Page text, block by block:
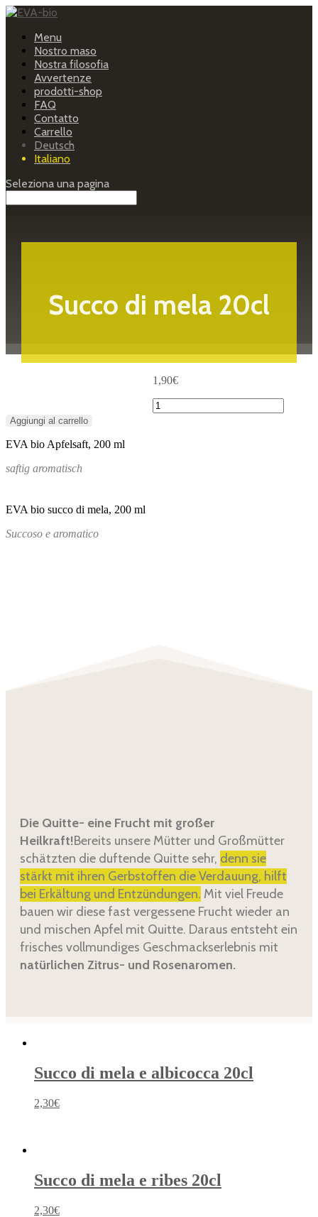
Menu
Nostro maso
Nostra filosofia
Avvertenze
prodotti-shop
FAQ
Contatto
Carrello
Deutsch
Italiano
Seleziona una pagina
Succo di mela 20cl
1,90€
Succo
di
Aggiungi al carrello
EVA bio Apfelsaft, 200 ml
saftig aromatisch
EVA bio succo di mela, 200 ml
Succoso e aromatico
Die Quitte- eine Frucht mit großer
Heilkraft!Bereits unsere Mütter und Großmütter
schätzten die duftende Quitte sehr, denn sie
stärkt mit ihren Gerbstoffen die Verdauung, hilft
bei Erkältung und Entzündungen. Mit viel Freude
bauen wir diese fast vergessene Frucht wieder an
und mischen Apfel mit Quitte. Daraus entsteht ein
frisches vollmundiges Geschmackserlebnis mit
natürlichen Zitrus- und Rosenaromen.
Succo di mela e albicocca 20cl
2,30€
Succo di mela e ribes 20cl
2,30€